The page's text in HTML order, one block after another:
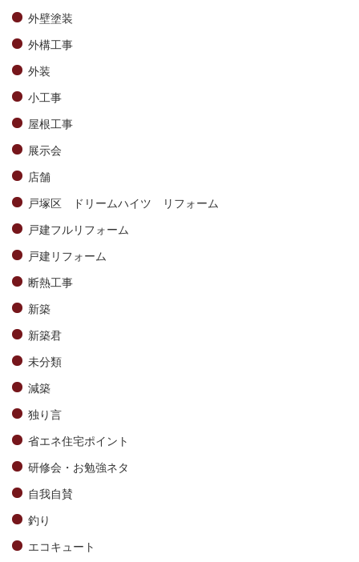
外壁塗装
外構工事
外装
小工事
屋根工事
展示会
店舗
戸塚区 ドリームハイツ リフォーム
戸建フルリフォーム
戸建リフォーム
断熱工事
新築
新築君
未分類
減築
独り言
省エネ住宅ポイント
研修会・お勉強ネタ
自我自賛
釣り
エコキュート